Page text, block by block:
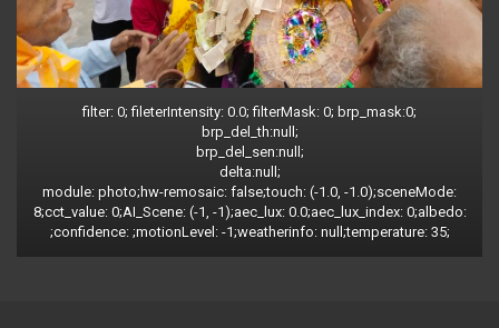
filter: 0; fileterIntensity: 0.0; filterMask: 0; brp_mask:0;
brp_del_th:null;
brp_del_sen:null;
delta:null;
module: photo;hw-remosaic: false;touch: (-1.0, -1.0);sceneMode:
8;cct_value: 0;AI_Scene: (-1, -1);aec_lux: 0.0;aec_lux_index: 0;albedo:
;confidence: ;motionLevel: -1;weatherinfo: null;temperature: 35;